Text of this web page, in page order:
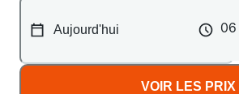
06
VOIR LES PRIX